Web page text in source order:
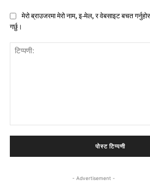
मेरो ब्राउजरमा मेरो नाम, इ-मेल, र वेबसाइट बचत
गर्छु।
- Advertisement -